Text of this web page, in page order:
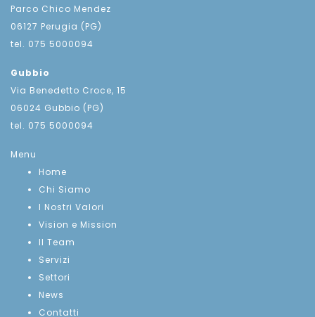
Parco Chico Mendez
06127 Perugia (PG)
tel. 075 5000094
Gubbio
Via Benedetto Croce, 15
06024 Gubbio (PG)
tel. 075 5000094
Menu
Home
Chi Siamo
I Nostri Valori
Vision e Mission
Il Team
Servizi
Settori
News
Contatti